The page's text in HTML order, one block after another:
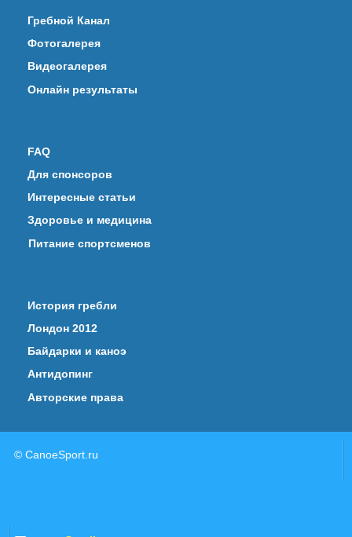
Гребной Канал
Фотогалерея
Видеогалерея
Онлайн результаты
FAQ
Для спонсоров
Интересные статьи
Здоровье и медицина
Питание спортсменов
История гребли
Лондон 2012
Байдарки и каноэ
Антидопинг
Авторские права
© CanoeSport.ru